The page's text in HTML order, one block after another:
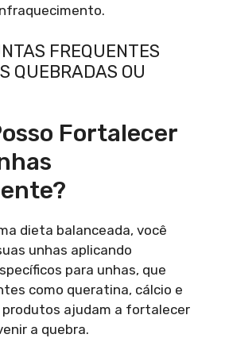
FREQUENTES
QUEBRADAS OU
Fortalecer
dieta balanceada, você
unhas aplicando
para unhas, que
como queratina, cálcio e
produtos ajudam a fortalecer
a quebra.